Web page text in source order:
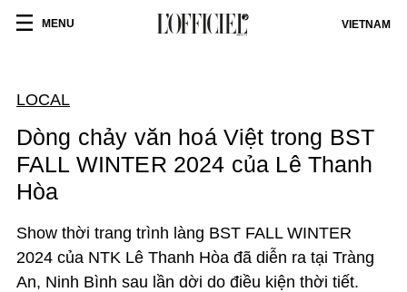
MENU VIETNAM
LOCAL
Dòng chảy văn hoá Việt trong BST
FALL WINTER 2024 của Lê Thanh
Hòa
Show thời trang trình làng BST FALL WINTER
2024 của NTK Lê Thanh Hòa đã diễn ra tại Tràng
An, Ninh Bình sau lần dời do điều kiện thời tiết.